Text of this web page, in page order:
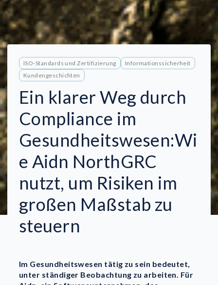
ISO-Standards und Zertifizierung
Informationssicherheit
Kundengeschichten
Ein klarer Weg durch
Compliance im
Gesundheitswesen:Wi
e Aidn NorthGRC
nutzt, um Risiken im
großen Maßstab zu
steuern
Im Gesundheitswesen tätig zu sein bedeutet,
unter ständiger Beobachtung zu arbeiten. Für